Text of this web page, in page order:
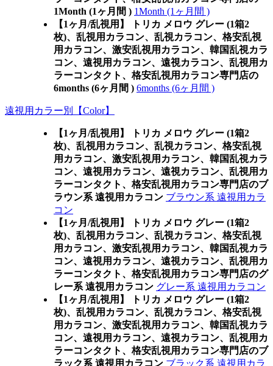
1Month (1ヶ月間 ) 1Month (1ヶ月間 )
【1ヶ月/乱視用】 トリカ メロウ グレー (1箱2
枚)、乱視用カラコン、乱視カラコン、格安乱視
用カラコン、激安乱視用カラコン、韓国乱視カラ
コン、遠視用カラコン、遠視カラコン、乱視用カ
ラーコンタクト、格安乱視用カラコン専門店の
6months (6ヶ月間 ) 6months (6ヶ月間 )
遠視用カラー別【Color】
【1ヶ月/乱視用】 トリカ メロウ グレー (1箱2
枚)、乱視用カラコン、乱視カラコン、格安乱視
用カラコン、激安乱視用カラコン、韓国乱視カラ
コン、遠視用カラコン、遠視カラコン、乱視用カ
ラーコンタクト、格安乱視用カラコン専門店のブ
ラウン系 遠視用カラコン ブラウン系 遠視用カラ
コン
【1ヶ月/乱視用】 トリカ メロウ グレー (1箱2
枚)、乱視用カラコン、乱視カラコン、格安乱視
用カラコン、激安乱視用カラコン、韓国乱視カラ
コン、遠視用カラコン、遠視カラコン、乱視用カ
ラーコンタクト、格安乱視用カラコン専門店のグ
レー系 遠視用カラコン グレー系 遠視用カラコン
【1ヶ月/乱視用】 トリカ メロウ グレー (1箱2
枚)、乱視用カラコン、乱視カラコン、格安乱視
用カラコン、激安乱視用カラコン、韓国乱視カラ
コン、遠視用カラコン、遠視カラコン、乱視用カ
ラーコンタクト、格安乱視用カラコン専門店のブ
ラック系 遠視用カラコン ブラック系 遠視用カラ